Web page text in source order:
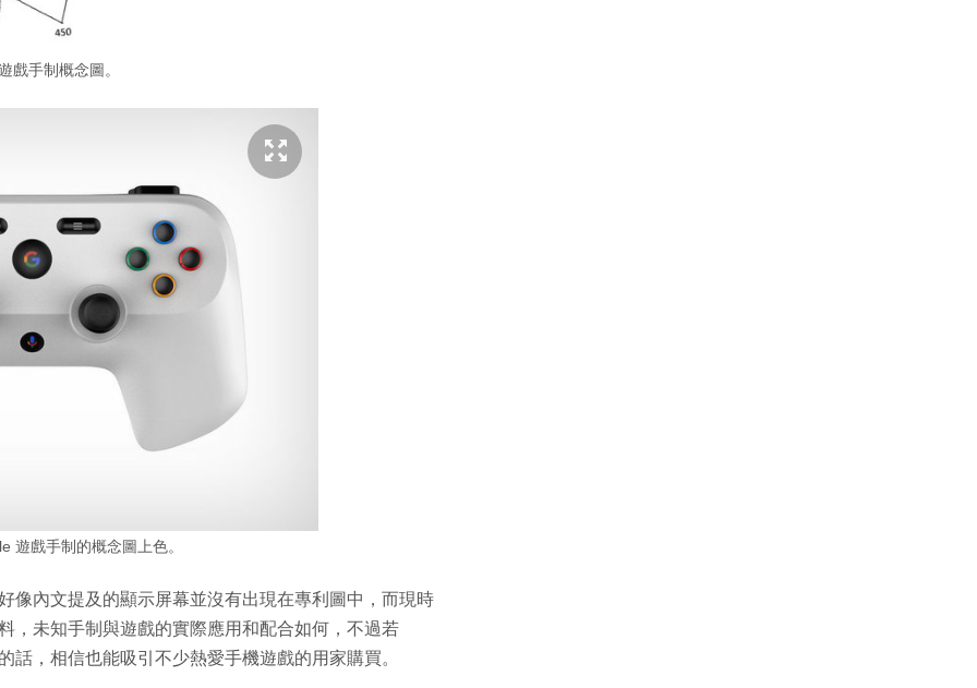
戲手制概念圖。
遊戲手制的概念圖上色。
像內文提及的顯示屏幕並沒有出現在專利圖中，而現時
，未知手制與遊戲的實際應用和配合如何，不過若
，相信也能吸引不少熱愛手機遊戲的用家購買。